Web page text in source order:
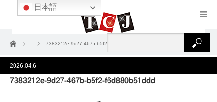
ホーム 7383212e-9d27-467b-b5f2-f6d880b51ddd
2026.04.6
7383212e-9d27-467b-b5f2-f6d880b51ddd
日本語